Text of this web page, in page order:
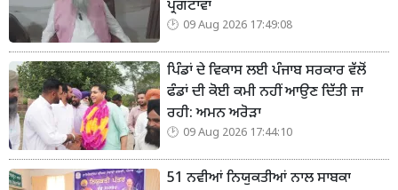
ਪ੍ਰਗਟਾਵਾ
09 Aug 2026 17:49:08
ਪਿੰਡਾਂ ਦੇ ਵਿਕਾਸ ਲਈ ਪੰਜਾਬ ਸਰਕਾਰ ਵੱਲੋਂ
ਫੰਡਾਂ ਦੀ ਕੋਈ ਕਮੀ ਨਹੀਂ ਆਉਣ ਦਿੱਤੀ ਜਾ
ਰਹੀ: ਅਮਨ ਅਰੋੜਾ
09 Aug 2026 17:44:10
51 ਨਵੀਆਂ ਨਿਯੁਕਤੀਆਂ ਨਾਲ ਸਾਬਕਾ